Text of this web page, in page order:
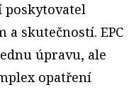
poskytovatel
a skutečností. EPC
úpravu, ale
opatření